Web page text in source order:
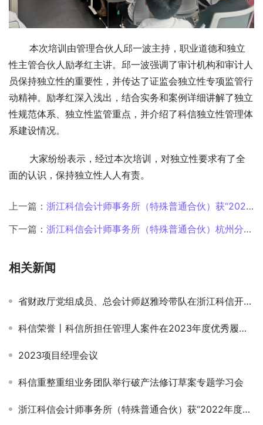
性主管合伙人励孝红主讲。邱一波强调了审计机构和审计人
员保持独立性的重要性，并传达了证监会独立性专项监管行
动精神。励孝红深入浅出，结合实务和案例详细讲解了独立
性规范体系、独立性监管重点，并介绍了科信独立性管理体
系建设情况。
面的认识，保持独立性人人有责。
上一篇： 浙江科信会计师事务所（特殊普通合伙）获“2022年度宁波市生产性服务业20佳企业”荣誉
下一篇： 浙江科信会计师事务所（特殊普通合伙）杭州分所正式成立
相关新闻
省财政厅党组成员、总会计师赵雅玲带队在浙江科信开展注册会计师行业专题调研
科信荣誉丨科信所担任管理人案件在2023年度优秀履职案例评选中荣获佳绩
2023项目经理会议
科信重整重组业务团队举行破产法修订草案专题学习会
浙江科信会计师事务所（特殊普通合伙）获“2022年度宁波市生产性服务业20佳企业”荣誉